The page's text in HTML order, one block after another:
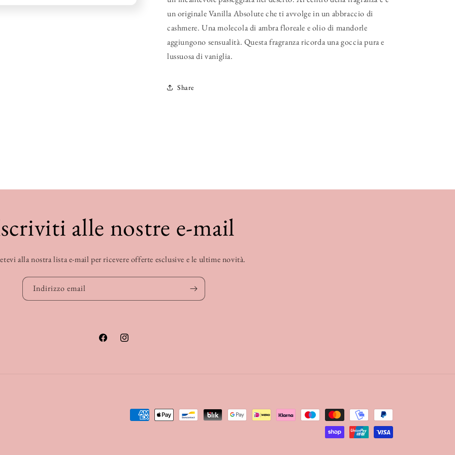
un originale Vanilla Absolute che ti avvolge in un abbraccio di
cashmere. Una molecola di ambra floreale e olio di mandorle
aggiungono sensualità. Questa fragranza ricorda una goccia pura e
lussuosa di vaniglia.
Share
alle nostre e-mail
alla nostra lista e-mail per ricevere offerte esclusive e le ultime novità.
Indirizzo email
FacebookInstagram